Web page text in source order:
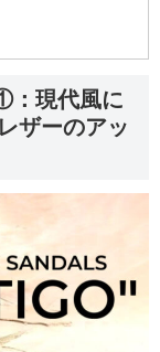
：現代風に
ザーのアッ